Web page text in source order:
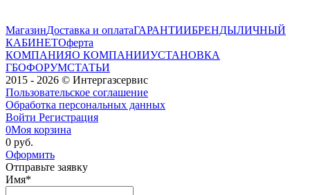
МагазинДоставка и оплатаГАРАНТИИБРЕНДЫЛИЧНЫЙ
КАБИНЕТОферта
КОМПАНИЯО КОМПАНИИУСТАНОВКА
ГБОФОРУМСТАТЬИ
2015 - 2026 © Интергазсервис
Пользовательское соглашение
Обработка персональных данных
Войти Регистрация
0Моя корзина
0 руб.
Оформить
Отправьте заявку
Имя*